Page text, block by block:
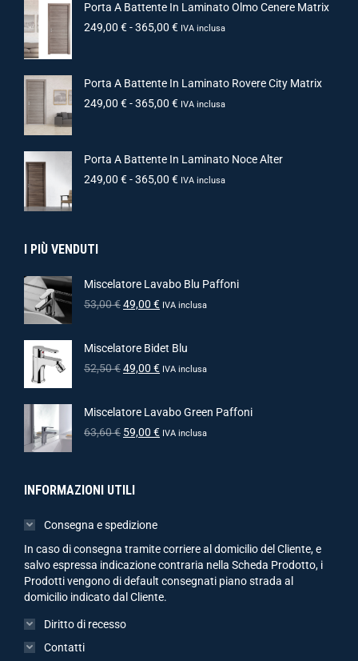
Porta A Battente In Laminato Olmo Cenere Matrix
249,00 €-365,00 € IVA inclusa
Porta A Battente In Laminato Rovere City Matrix
249,00 €-365,00 € IVA inclusa
Porta A Battente In Laminato Noce Alter
249,00 €-365,00 € IVA inclusa
I PIÙ VENDUTI
Miscelatore Lavabo Blu Paffoni
53,00€49,00 € IVA inclusa
Miscelatore Bidet Blu
52,50€49,00 € IVA inclusa
Miscelatore Lavabo Green Paffoni
63,60€ 59,00 € IVA inclusa
INFORMAZIONI UTILI
Consegna e spedizione
In caso di consegna tramite corriere al domicilio del Cliente, e
salvo espressa indicazione contraria nella Scheda Prodotto, i
Prodotti vengono di default consegnati piano strada al
domicilio indicato dal Cliente.
Diritto di recesso
Contatti